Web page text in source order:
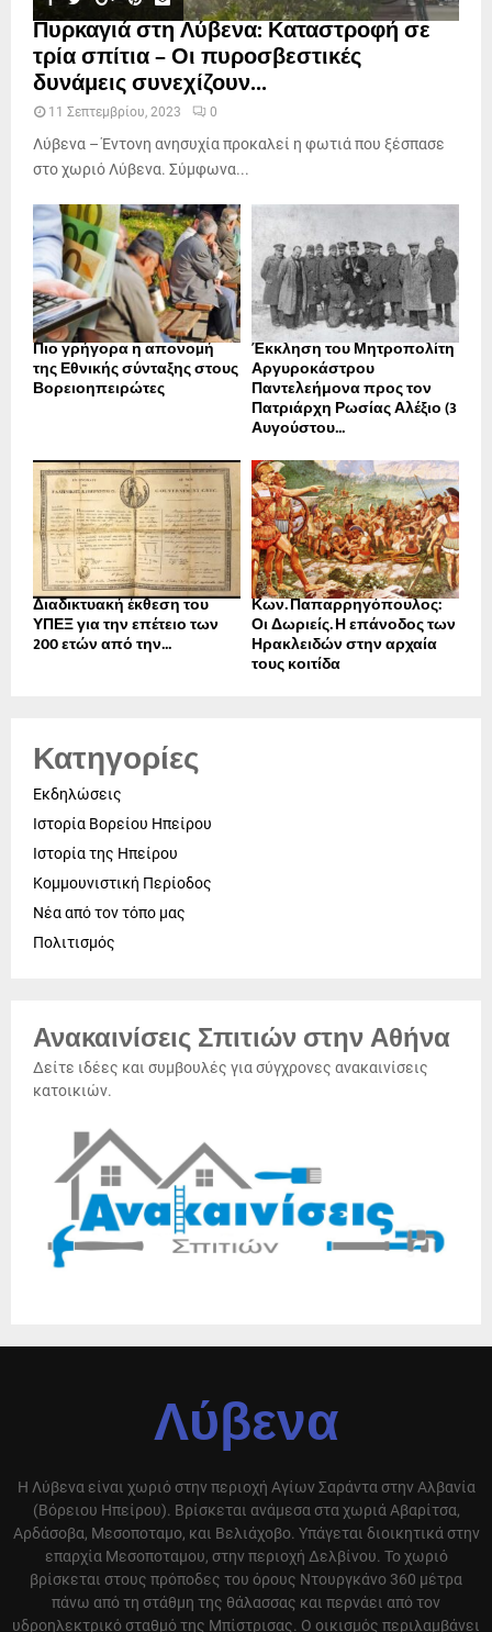
Πυρκαγιά στη Λύβενα: Καταστροφή σε
τρία σπίτια – Οι πυροσβεστικές
δυνάμεις συνεχίζουν...
11 Σεπτεμβρίου, 2023 0
Λύβενα – Έντονη ανησυχία προκαλεί η φωτιά που ξέσπασε
στο χωριό Λύβενα. Σύμφωνα...
Πιο γρήγορα η απονοµή
της Εθνικής σύνταξης στους
Βορειοηπειρώτες
Έκκληση του Μητροπολίτη
Αργυροκάστρου
Παντελεήμονα προς τον
Πατριάρχη Ρωσίας Αλέξιο (3
Αυγούστου...
Διαδικτυακή έκθεση του
ΥΠΕΞ για την επέτειο των
200 ετών από την...
Κων. Παπαρρηγόπουλος:
Οι Δωριείς. Η επάνοδος των
Ηρακλειδών στην αρχαία
τους κοιτίδα
Κατηγορίες
Εκδηλώσεις
Ιστορία Βορείου Ηπείρου
Ιστορία της Ηπείρου
Κομμουνιστική Περίοδος
Νέα από τον τόπο μας
Πολιτισμός
Ανακαινίσεις Σπιτιών στην Αθήνα
Δείτε ιδέες και συμβουλές για σύγχρονες ανακαινίσεις
κατοικιών.
Λύβενα
Η Λύβενα είναι χωριό στην περιοχή Αγίων Σαράντα στην Αλβανία
(Βόρειου Ηπείρου). Βρίσκεται ανάμεσα στα χωριά Αβαρίτσα,
Αρδάσοβα, Μεσοποταμο, και Βελιάχοβο. Υπάγεται διοικητικά στην
επαρχία Μεσοποταμου, στην περιοχή Δελβίνου. Το χωριό
βρίσκεται στους πρόποδες του όρους Ντουργκάνο 360 μέτρα
πάνω από τη στάθμη της θάλασσας και περνάει από τον
υδροηλεκτρικό σταθμό της Μπίστρισας. Ο οικισμός περιλαμβάνει